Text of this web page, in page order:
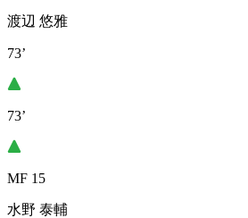
渡辺 悠雅
73’
73’
MF 15
水野 泰輔